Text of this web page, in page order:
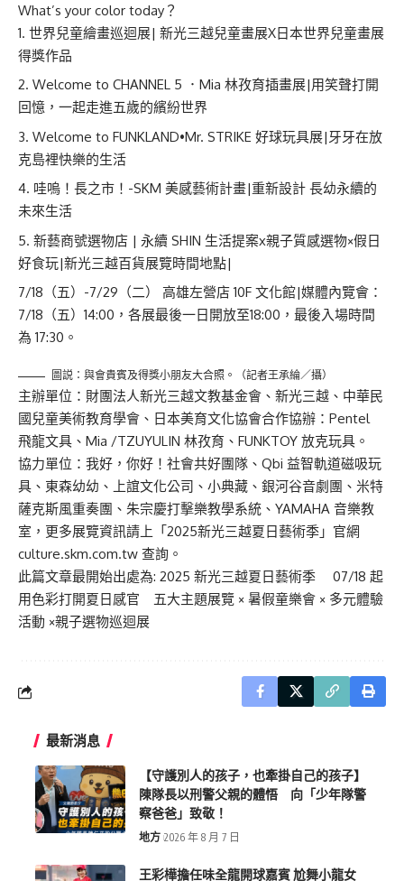
What’s your color today？
世界兒童繪畫巡迴展| 新光三越兒童畫展X日本世界兒童畫展
得獎作品
Welcome to CHANNEL 5 ．Mia 林孜育插畫展|用笑聲打開
回憶，一起走進五歲的繽紛世界
Welcome to FUNKLAND•Mr. STRIKE 好球玩具展|牙牙在放
克島裡快樂的生活
哇嗚！長之市！-SKM 美感藝術計畫|重新設計 長幼永續的
未來生活
新藝商號選物店 | 永續 SHIN 生活提案x親子質感選物×假日
好食玩|新光三越百貨展覽時間地點|
7/18（五）-7/29（二） 高雄左營店 10F 文化館|媒體內覽會：
7/18（五）14:00，各展最後一日開放至18:00，最後入場時間
為 17:30。
圖説：與會貴賓及得獎小朋友大合照。（記者王承綸／攝）
主辦單位：財團法人新光三越文教基金會、新光三越、中華民
國兒童美術教育學會、日本美育文化協會合作協辦：Pentel
飛龍文具、Mia /TZUYULIN 林孜育、FUNKTOY 放克玩具。
協力單位：我好，你好！社會共好團隊、Qbi 益智軌道磁吸玩
具、東森幼幼、上誼文化公司、小典藏、銀河谷音劇團、米特
薩克斯風重奏團、朱宗慶打擊樂教學系統、YAMAHA 音樂教
室，更多展覽資訊請上「2025新光三越夏日藝術季」官網
culture.skm.com.tw 查詢。
此篇文章最開始出處為: 2025 新光三越夏日藝術季 07/18 起
用色彩打開夏日感官 五大主題展覽 × 暑假童樂會 × 多元體驗
活動 ×親子選物巡迴展
最新消息
【守護別人的孩子，也牽掛自己的孩子】
陳隊長以刑警父親的體悟 向「少年隊警
察爸爸」致敬！
地方 2026 年 8 月 7 日
王彩樺擔任味全龍開球嘉賓 尬舞小龍女